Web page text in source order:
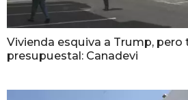
Vivienda esquiva a Trump,
presupuestal: Canadevi